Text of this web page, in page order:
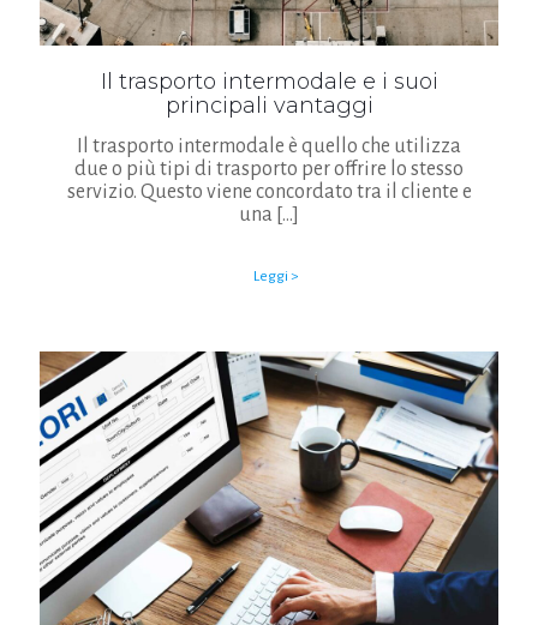
Il trasporto intermodale e i suoi
principali vantaggi
Il trasporto intermodale è quello che utilizza
due o più tipi di trasporto per offrire lo stesso
servizio. Questo viene concordato tra il cliente e
una […]
Leggi >